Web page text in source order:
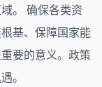
。 确保各类资
基、保障国家能
要的意义。政策
。